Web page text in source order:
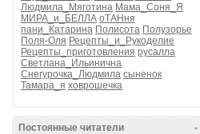
Людмила_Мяготина Мама_Соня_Я
МИРА_и_БЕЛЛА оТАНня
пани_Катарина Полисота Полузорье
Поля-Оля Рецепты_и_Рукоделие
Рецепты_приготовления русалла
Светлана_Ильинична
Снегурочка_Людмила сыненок
Тамара_я ховрошечка
-
Постоянные читатели